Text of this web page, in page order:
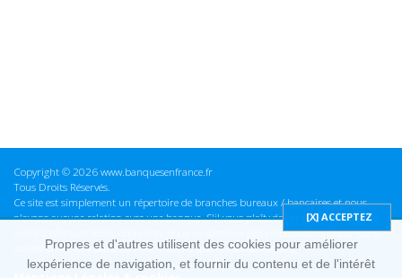
Copyright © 2026 www.banquesenfrance.fr
Tous Droits Réservés.
Ce site est simplement un répertoire de branches bureaux / bancaires et nous
n'avons aucune relation avec une banque. S'il vous plaît vérifier ces informations
avant d'effectuer toute opération, nous ne sommes pas responsables des erreurs
ou des omissions dans les informations que nous fournissons.
Propres et d'autres utilisent des cookies pour améliorer
lexpérience de navigation, et fournir du contenu et de l'intérêt